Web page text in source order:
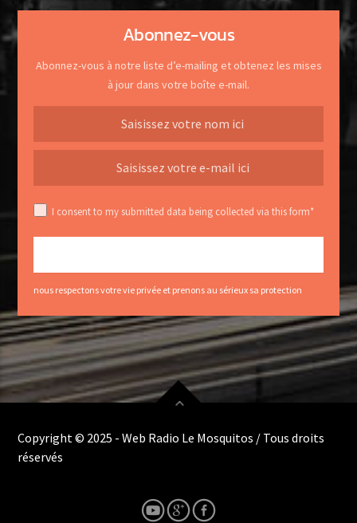
Abonnez-vous
Abonnez-vous à notre liste d’e-mailing et obtenez les mises
à jour dans votre boîte e-mail.
I consent to my submitted data being collected via this form*
nous respectons votre vie privée et prenons au sérieux sa protection
Copyright © 2025 - Web Radio Le Mosquitos / Tous droits
réservés